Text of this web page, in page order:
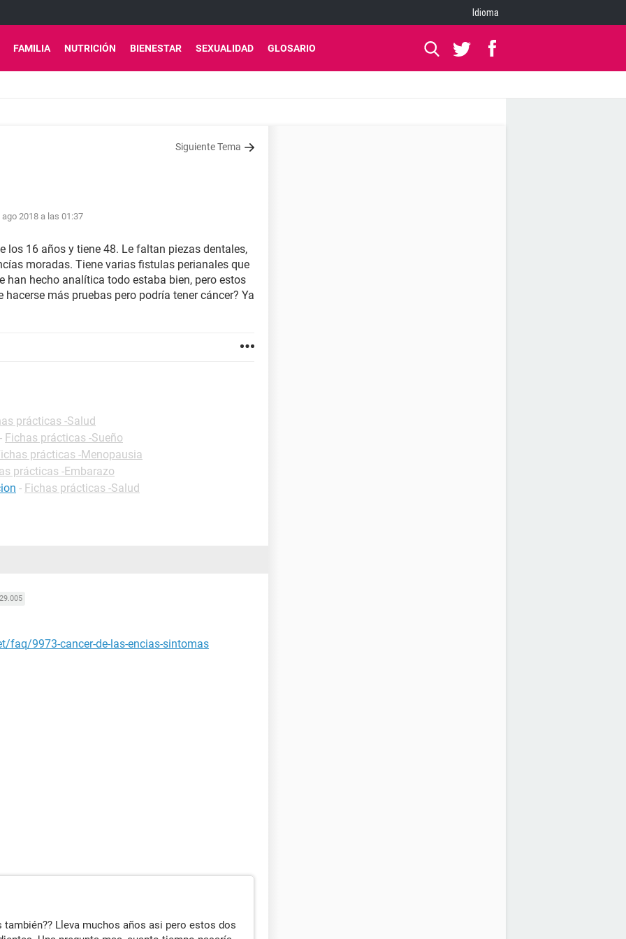
Idioma
FAMILIA NUTRICIÓN BIENESTAR SEXUALIDAD GLOSARIO
Siguiente Tema
ago 2018 a las 01:37
los 16 años y tiene 48. Le faltan piezas dentales,
moradas. Tiene varias fistulas perianales que
han hecho analítica todo estaba bien, pero estos
más pruebas pero podría tener cáncer? Ya
prácticas -Salud
- Fichas prácticas -Sueño
prácticas -Menopausia
prácticas -Embarazo
- Fichas prácticas -Salud
29.005
faq/9973-cancer-de-las-encias-sintomas
Lleva muchos años asi pero estos dos